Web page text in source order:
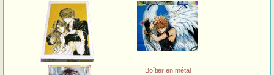
Boîtier en métal